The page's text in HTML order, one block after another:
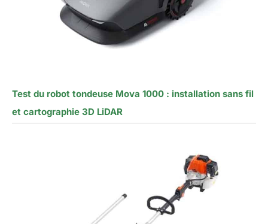
Test du robot tondeuse Mova 1000 : installation sans fil
et cartographie 3D LiDAR